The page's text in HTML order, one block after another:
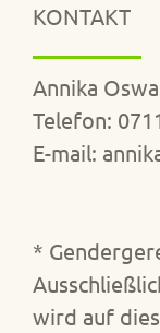
KONTAKT
Annika
Telefon:
E-mail:
*
wird auf